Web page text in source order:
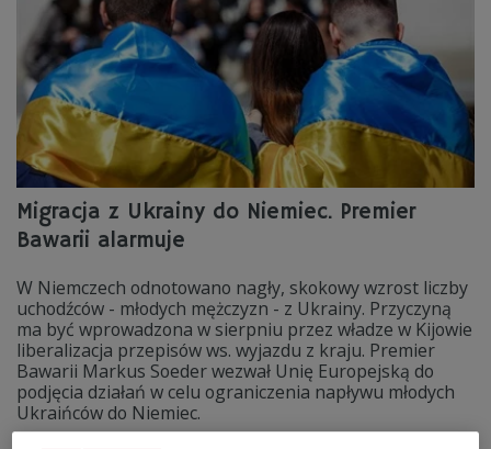
Migracja z Ukrainy do Niemiec. Premier
Bawarii alarmuje
W Niemczech odnotowano nagły, skokowy wzrost liczby
uchodźców - młodych mężczyzn - z Ukrainy. Przyczyną
ma być wprowadzona w sierpniu przez władze w Kijowie
liberalizacja przepisów ws. wyjazdu z kraju. Premier
Bawarii Markus Soeder wezwał Unię Europejską do
podjęcia działań w celu ograniczenia napływu młodych
Ukraińców do Niemiec.